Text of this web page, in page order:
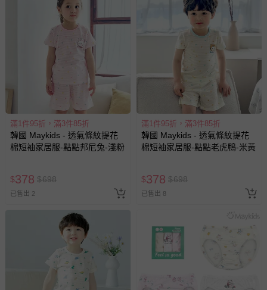
滿1件95折，滿3件85折
韓國 Maykids - 透氣條紋提花
棉短袖家居服-點點邦尼兔-淺粉
$378 $698
已售出 2
滿1件95折，滿3件85折
韓國 Maykids - 透氣條紋提花
棉短袖家居服-點點老虎鴨-米黃
$378 $698
已售出 8